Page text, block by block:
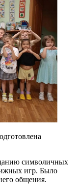
символичных
игр. Было
общения.